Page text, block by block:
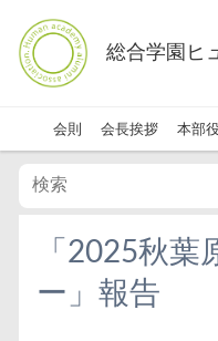
総合学園ヒ
会則 会長挨拶 本部
「2025秋葉
ー」報告